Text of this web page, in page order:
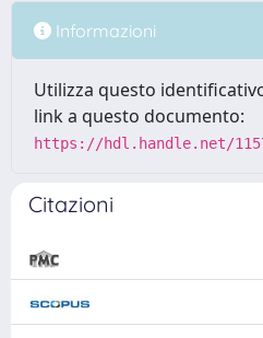
Informazioni
Utilizza questo
link a questo documento:
https://hdl.handle.net/
Citazioni